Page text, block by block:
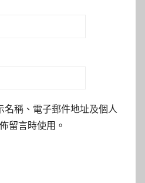
名稱、電子郵件地址及個人
留言時使用。